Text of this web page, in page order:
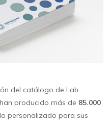
del catálogo de Lab
producido más de 85.000
personalizado para sus